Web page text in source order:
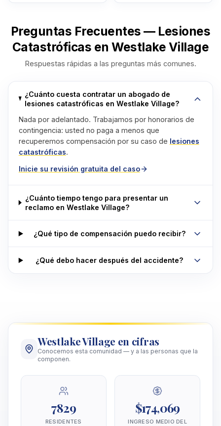
Preguntas Frecuentes — Lesiones
Catastróficas en Westlake Village
Respuestas rápidas a las preguntas más comunes.
¿Cuánto cuesta contratar un abogado de
lesiones catastróficas en Westlake Village?
Nada por adelantado. Trabajamos por honorarios de
contingencia: usted no paga a menos que
recuperemos compensación por su caso de lesiones
catastróficas.
Inicie su revisión gratuita del caso
¿Cuánto tiempo tengo para presentar un
reclamo en Westlake Village?
¿Qué tipo de compensación puedo recibir?
¿Qué debo hacer después del accidente?
Westlake Village en cifras
Conocemos esta comunidad — y a las personas que la
componen.
7829
RESIDENTES
$174,069
INGRESO MEDIO DEL